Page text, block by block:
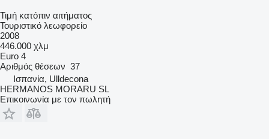
Τιμή κατόπιν αιτήματος
Τουριστικό λεωφορείο
2008
446.000 χλμ
Euro 4
Αριθμός θέσεων 37
Ισπανία, Ulldecona
HERMANOS MORARU SL
Επικοινωνία με τον πωλητή